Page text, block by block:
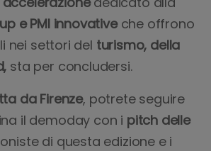
e PMI innovative che offrono
nei settori del turismo, della
sta per concludersi.
da Firenze, potrete seguire
il demoday con i pitch delle
di questa edizione e i